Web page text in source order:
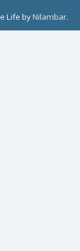
Life byNilambar.